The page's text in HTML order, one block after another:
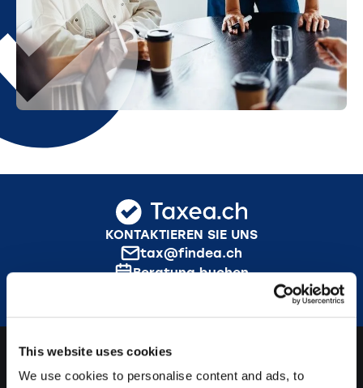
This website uses cookies
We use cookies to personalise content and ads, to
KONTAKTIEREN SIE UNS
tax@findea.ch
Beratung buchen